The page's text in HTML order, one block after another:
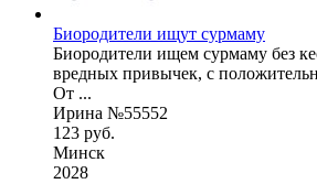
Биородители ищут сурмаму
Биородители ищем сурмаму без
вредных привычек, с
От ...
Ирина №55552
123 руб.
Минск
2028